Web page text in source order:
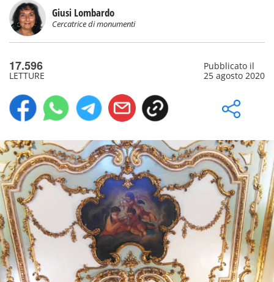
Giusi Lombardo
Cercatrice di monumenti
17.596
LETTURE
Pubblicato il
25 agosto 2020